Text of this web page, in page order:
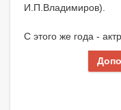
И.П.Владимиров).
С этого же года -